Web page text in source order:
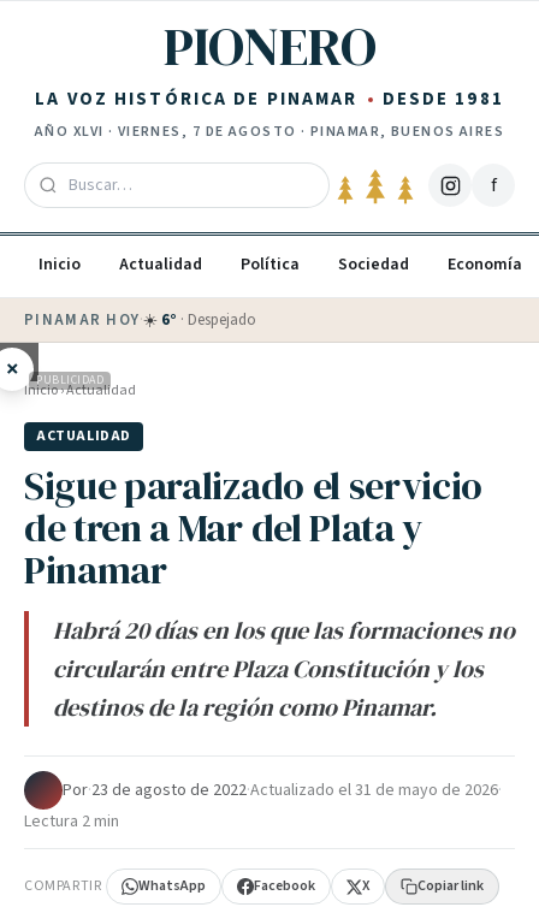
PIONERO
LA VOZ HISTÓRICA DE PINAMAR DESDE 1981
AÑO XLVI · VIERNES, 7 DE AGOSTO · PINAMAR, BUENOS AIRES
f
Inicio Actualidad Política Sociedad Economía
PINAMAR HOY·💵 Dólar blue$1530
× PUBLICIDAD
Inicio›Actualidad
ACTUALIDAD
Sigue paralizado el servicio
de tren a Mar del Plata y
Pinamar
Habrá 20 días en los que las formaciones no
circularán entre Plaza Constitución y los
destinos de la región como Pinamar.
Por·23 de agosto de 2022·Actualizado el31 de mayo de 2026·
Lectura 2 min
COMPARTIR WhatsApp Facebook X Copiar link